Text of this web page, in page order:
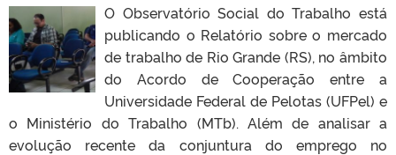
O Observatório Social do Trabalho está
publicando o Relatório sobre o mercado
de trabalho de Rio Grande (RS), no âmbito
do Acordo de Cooperação entre a
Universidade Federal de Pelotas (UFPel) e
o Ministério do Trabalho (MTb). Além de analisar a
evolução recente da conjuntura do emprego no